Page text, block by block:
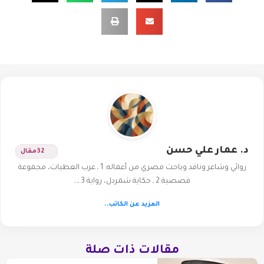
د. عمار علي حسن 32مقال
روائي وشاعر وناقد وباحت مصري من أعماله: 1 ـ عرب العطيات، مجموعة
قصصية 2 ـ حكاية شمردل، رواية 3 ـ…
المزيد عن الكاتب..
مقالات ذات صلة